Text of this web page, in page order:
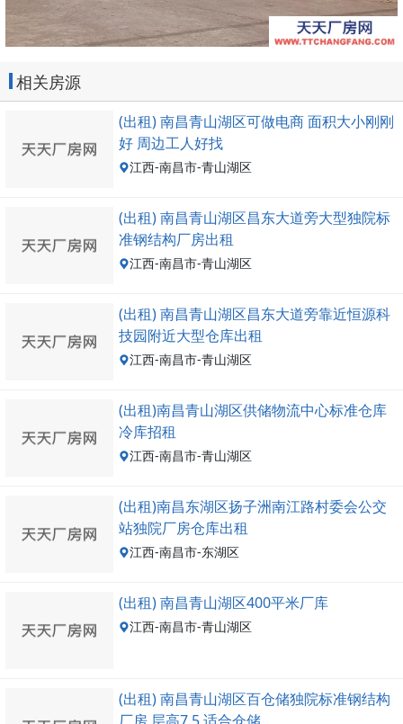
相关房源
(出租) 南昌青山湖区可做电商 面积大小刚刚
好 周边工人好找
江西-南昌市-青山湖区
(出租) 南昌青山湖区昌东大道旁大型独院标
准钢结构厂房出租
江西-南昌市-青山湖区
(出租) 南昌青山湖区昌东大道旁靠近恒源科
技园附近大型仓库出租
江西-南昌市-青山湖区
(出租)南昌青山湖区供储物流中心标准仓库
冷库招租
江西-南昌市-青山湖区
(出租)南昌东湖区扬子洲南江路村委会公交
站独院厂房仓库出租
江西-南昌市-东湖区
(出租) 南昌青山湖区400平米厂库
江西-南昌市-青山湖区
(出租) 南昌青山湖区百仓储独院标准钢结构